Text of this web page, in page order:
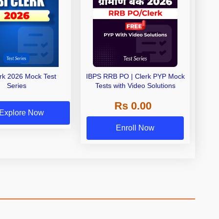
2026 Mock Test
Series
Explore Now
IBPS RRB PO | Clerk PYP Mock
Tests with Video Solutions
Rs 0.00
Enroll Now